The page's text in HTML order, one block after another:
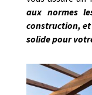
aux normes
construction,
solide pour